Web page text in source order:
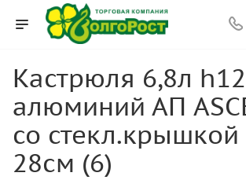
Кастрюля 6,8л
алюминий АП
со стекл.крышкой
28см (6)